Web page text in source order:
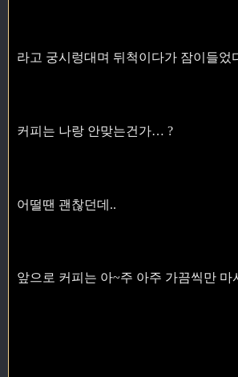
라고 궁시렁대며 뒤척이다가 잠이들었
커피는 나랑 안맞는건가… ?
어떨땐 괜찮던데..
앞으로 커피는 아~주 아주 가끔씩만 마